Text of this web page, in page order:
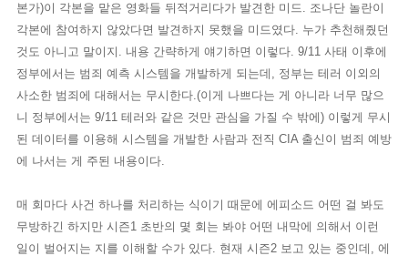
본가)이 각본을 맡은 영화들 뒤적거리다가 발견한 미드. 조나단 놀란이
각본에 참여하지 않았다면 발견하지 못했을 미드였다. 누가 추천해줬던
것도 아니고 말이지. 내용 간략하게 얘기하면 이렇다. 9/11 사태 이후에
정부에서는 범죄 예측 시스템을 개발하게 되는데, 정부는 테러 이외의
사소한 범죄에 대해서는 무시한다.(이게 나쁘다는 게 아니라 너무 많으
니 정부에서는 9/11 테러와 같은 것만 관심을 가질 수 밖에) 이렇게 무시
된 데이터를 이용해 시스템을 개발한 사람과 전직 CIA 출신이 범죄 예방
에 나서는 게 주된 내용이다.
매 회마다 사건 하나를 처리하는 식이기 때문에 에피소드 어떤 걸 봐도
무방하긴 하지만 시즌1 초반의 몇 회는 봐야 어떤 내막에 의해서 이런
일이 벌어지는 지를 이해할 수가 있다. 현재 시즌2 보고 있는 중인데, 에